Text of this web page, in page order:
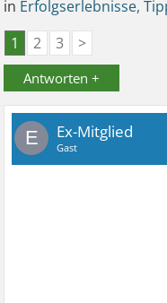
in Erfolgserlebnisse,
1
2 3 >
Antworten +
E Ex-Mitglied
Gast